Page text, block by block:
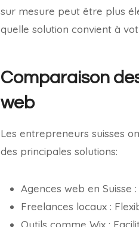
sur mesure peut être plus
quelle solution convient à
Comparaison
web
Les entrepreneurs suisses
des principales solutions:
Agences web en Suisse
Freelances locaux :
Outils comme Wix :